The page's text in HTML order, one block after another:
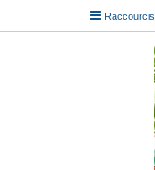
Raccourcis